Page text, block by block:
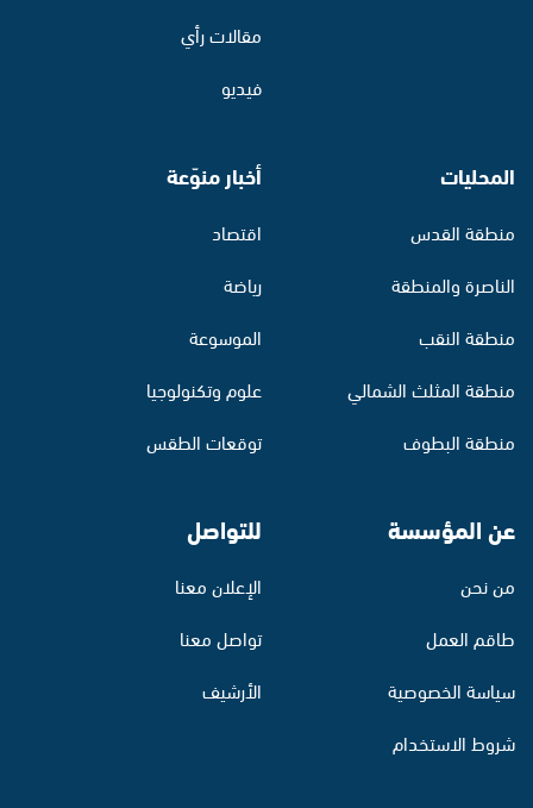
مقالات رأي
فيديو
المحليات
منطقة القدس
الناصرة والمنطقة
منطقة النقب
منطقة المثلث الشمالي
منطقة البطوف
أخبار منوّعة
اقتصاد
رياضة
الموسوعة
علوم وتكنولوجيا
توقعات الطقس
عن المؤسسة
من نحن
طاقم العمل
سياسة الخصوصية
شروط الاستخدام
للتواصل
الإعلان معنا
تواصل معنا
الأرشيف